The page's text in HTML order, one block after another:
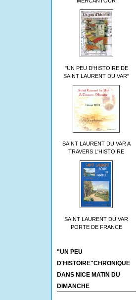
"UN PEU D'HISTOIRE DE
SAINT LAURENT DU VAR"
SAINT LAURENT DU VAR A
TRAVERS L'HISTOIRE
SAINT LAURENT DU VAR
PORTE DE FRANCE
"UN PEU
D'HISTOIRE"CHRONIQUE
DANS NICE MATIN DU
DIMANCHE